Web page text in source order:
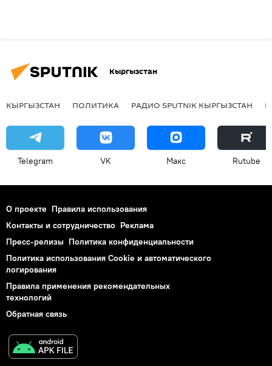
Кыргызстан
КЫРГЫЗСТАН ПОЛИТИКА РАДИО SPUTNIK КЫРГЫЗСТАН
Telegram VK Макс Rutube
О проекте Правила использования
Контакты и сотрудничество Реклама
Пресс-релизы Политика конфиденциальности
Политика использования Cookie и автоматического
логирования
Правила применения рекомендательных
технологий
Обратная связь